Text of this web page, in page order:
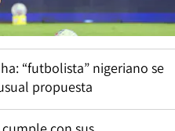
“futbolista” nigeriano se
propuesta